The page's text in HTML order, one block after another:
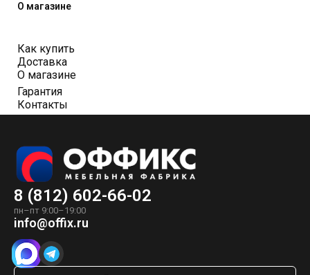
О магазине
Как купить
Доставка
О магазине
Гарантия
Контакты
8 (812) 602-66-02
пн–пт 9:00–19:00
info@offix.ru